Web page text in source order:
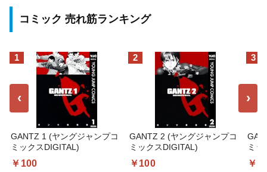
コミック 売れ筋ランキング
‹
1
GANTZ 1 (ヤングジャンプコ
ミックスDIGITAL)
￥100
2
GANTZ 2 (ヤングジャンプコ
ミックスDIGITAL)
￥100
3
ミッ
￥
›